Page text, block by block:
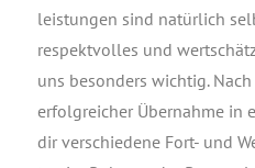
leis­tun­gen sind natür­lich
respekt­vol­les und
uns beson­ders wich­tig.
erfolg­rei­cher Über­nah­me in
dir ver­schie­de­ne Fort- und